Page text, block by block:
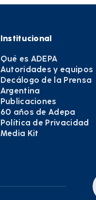
Institucional
Qué es ADEPA
Autoridades y equipos
Decálogo de la Prensa
Argentina
Publicaciones
60 años de Adepa
Política de Privacidad
Media Kit